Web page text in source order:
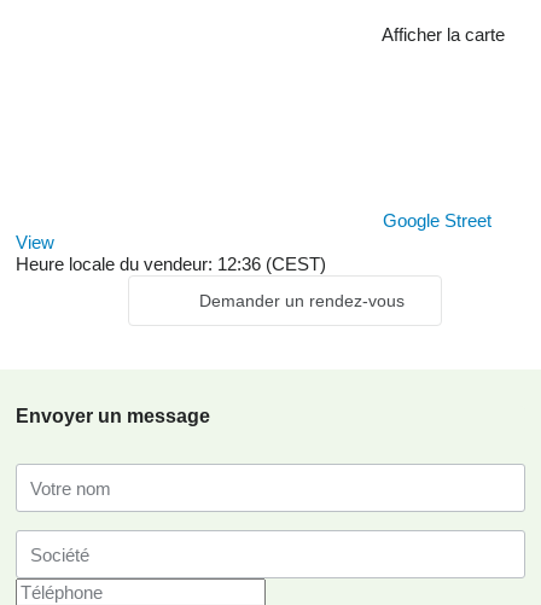
Afficher la carte
Google Street
View
Heure locale du vendeur: 12:36 (CEST)
Demander un rendez-vous
Envoyer un message